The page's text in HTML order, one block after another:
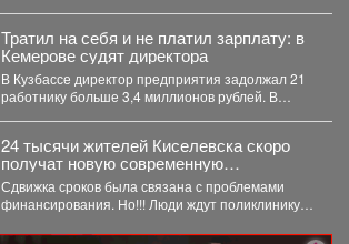
Тратил на себя и не платил зарплату: в
Кемерове судят директора
В Кузбассе директор предприятия задолжал 21
работнику больше 3,4 миллионов рублей. В
24 тысячи жителей Киселевска скоро
получат новую современную
поликлинику.
Сдвижка сроков была связана с проблемами
финансирования. Но!!! Люди ждут поликлинику,